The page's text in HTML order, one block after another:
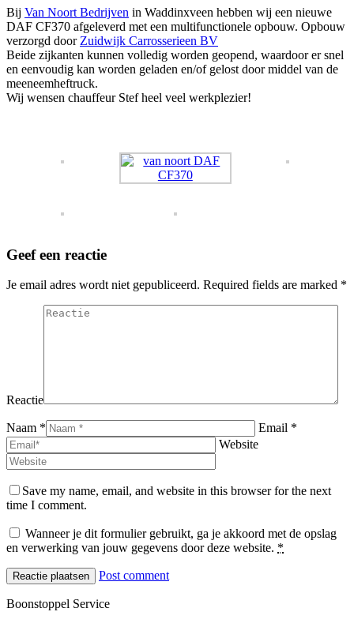
Bij Van Noort Bedrijven in Waddinxveen hebben wij een nieuwe
DAF CF370 afgeleverd met een multifunctionele opbouw. Opbouw
verzorgd door Zuidwijk Carrosserieen BV
Beide zijkanten kunnen volledig worden geopend, waardoor er snel
en eenvoudig kan worden geladen en/of gelost door middel van de
meeneemheftruck.
Wij wensen chauffeur Stef heel veel werkplezier!
Geef een reactie
Je email adres wordt niet gepubliceerd. Required fields are marked *
Reactie
Naam *
Email *
Website
Save my name, email, and website in this browser for the next
time I comment.
Wanneer je dit formulier gebruikt, ga je akkoord met de opslag
en verwerking van jouw gegevens door deze website. *
Post comment
Boonstoppel Service